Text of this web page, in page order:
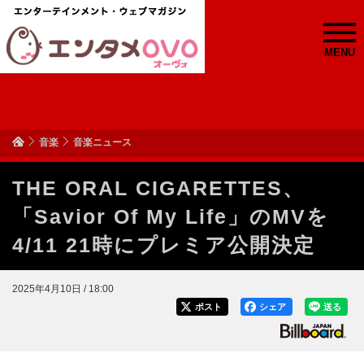
MENU
音楽 音楽ニュース
THE ORAL CIGARETTES、
「Savior Of My Life」のMVを
4/11 21時にプレミア公開決定
2025年4月10日 / 18:00
送る
シェア
ポスト